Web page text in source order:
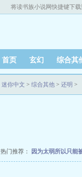
将读书族小说网快捷键下载
首页 玄幻 综合其
迷你中文 > 综合其他 > 还明 >
热门推荐： 因为太弱所以只能